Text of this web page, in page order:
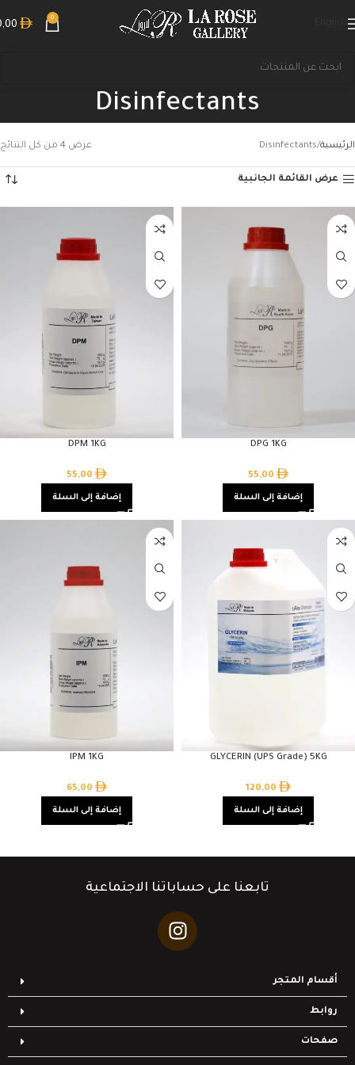
0
Disinfectants
الرئيسية Disinfectants عرض ⁦4⁩ من كل النتائج
عرض القائمة الجانبية
DPG 1KG
55,00
إضافة إلى السلة
DPM 1KG
55,00
إضافة إلى السلة
GLYCERIN (UPS Grade) 5KG
120,00
إضافة إلى السلة
IPM 1KG
65,00
إضافة إلى السلة
تابعنا على حساباتنا الاجتماعية
أقسام المتجر
روابط
صفحات